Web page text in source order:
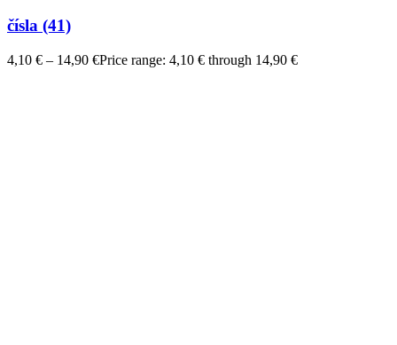
čísla (41)
4,10 € – 14,90 €Price range: 4,10 € through 14,90 €